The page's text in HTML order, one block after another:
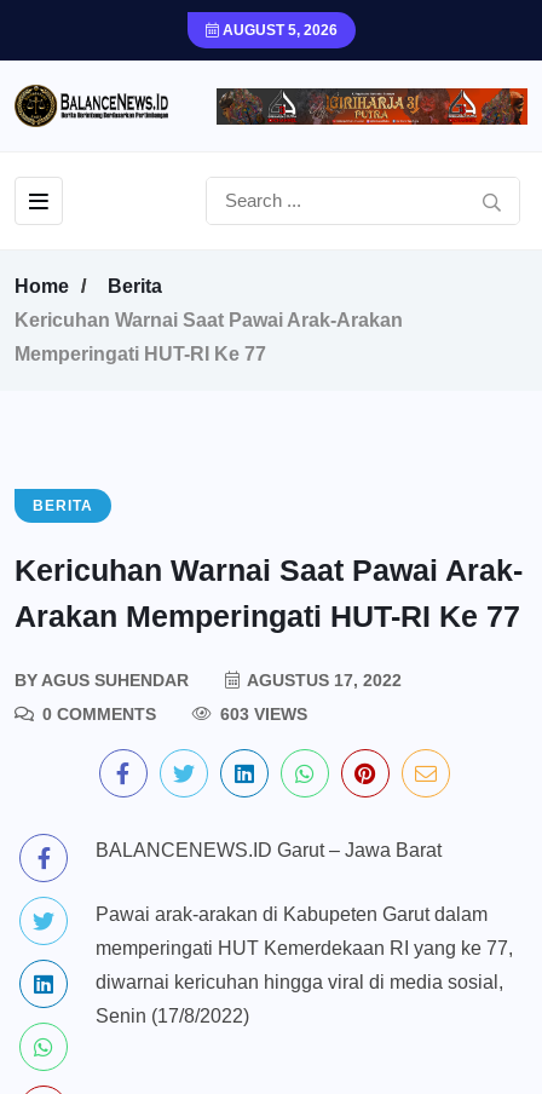
AUGUST 5, 2026
Home
Berita
Kericuhan Warnai Saat Pawai Arak-Arakan
Memperingati HUT-RI Ke 77
BERITA
Kericuhan Warnai Saat Pawai Arak-
Arakan Memperingati HUT-RI Ke 77
BYAGUS SUHENDAR
AGUSTUS 17, 2022
0 COMMENTS
603 VIEWS
BALANCENEWS.ID Garut – Jawa Barat
Pawai arak-arakan di Kabupeten Garut dalam
memperingati HUT Kemerdekaan RI yang ke 77,
diwarnai kericuhan hingga viral di media sosial,
Senin (17/8/2022)